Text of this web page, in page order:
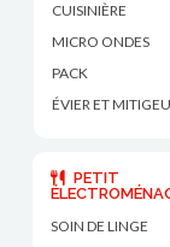
CUISINIÈRE
MICRO ONDES
PACK
ÉVIER ET
PETIT
SOIN DE LINGE